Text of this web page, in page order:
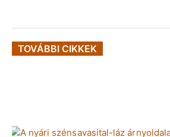
TOVÁBBI CIKKEK